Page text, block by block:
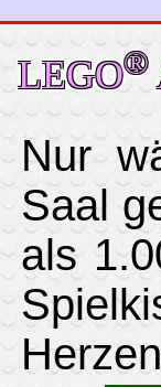
LEGO®
Nur
Saal
als